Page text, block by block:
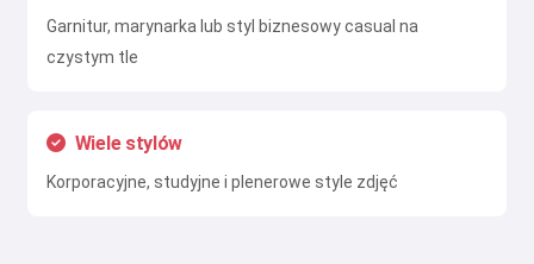
Garnitur, marynarka lub styl biznesowy casual na
czystym tle
Wiele stylów
Korporacyjne, studyjne i plenerowe style zdjęć